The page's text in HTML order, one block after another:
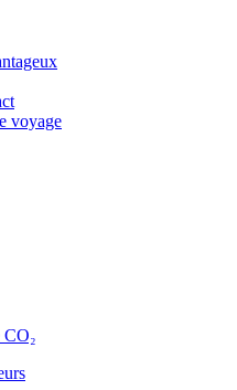
voyage
CO₂